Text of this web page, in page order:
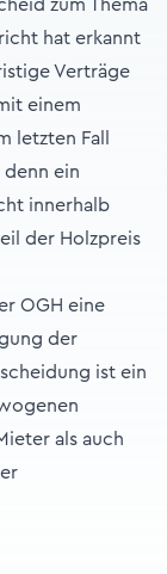
zum Thema
hat erkannt
Verträge
einem
letzten Fall
denn ein
innerhalb
der Holzpreis
OGH eine
der
ist ein
als auch